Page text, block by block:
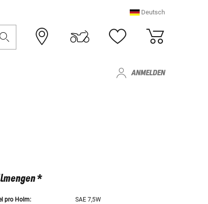
Deutsch
ANMELDEN
*
pro Holm: SAE 7,5W